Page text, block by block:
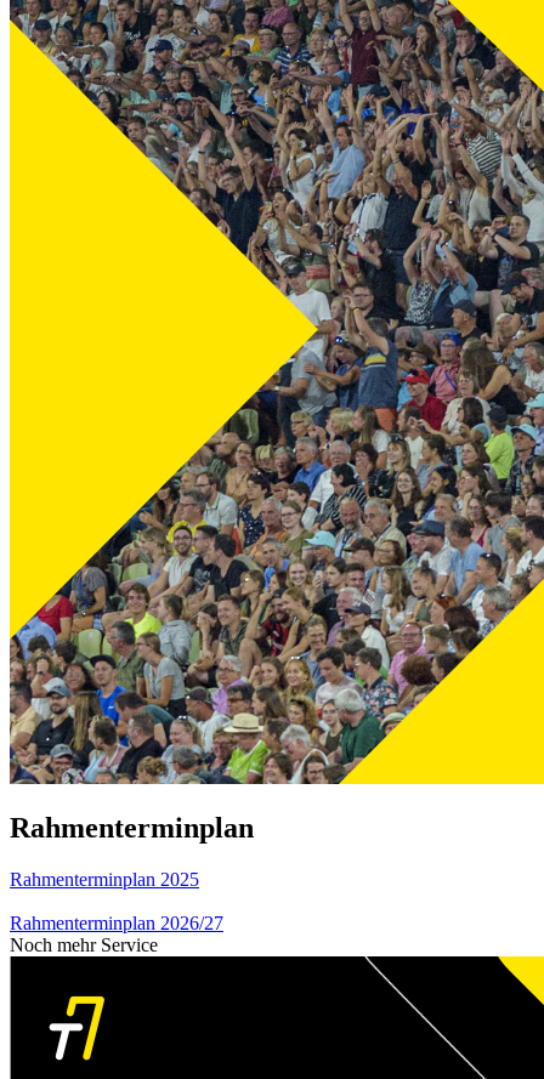
Rahmenterminplan
Rahmenterminplan 2025
Rahmenterminplan 2026/27
Noch mehr Service